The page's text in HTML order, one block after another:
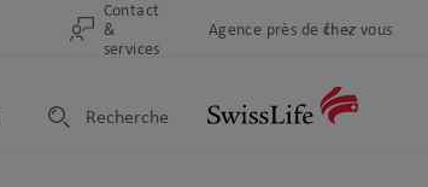
Sélection
pages
Contact
&
services
Sélection
Agence près de chez vous
Changer
langue
fr
Recherche